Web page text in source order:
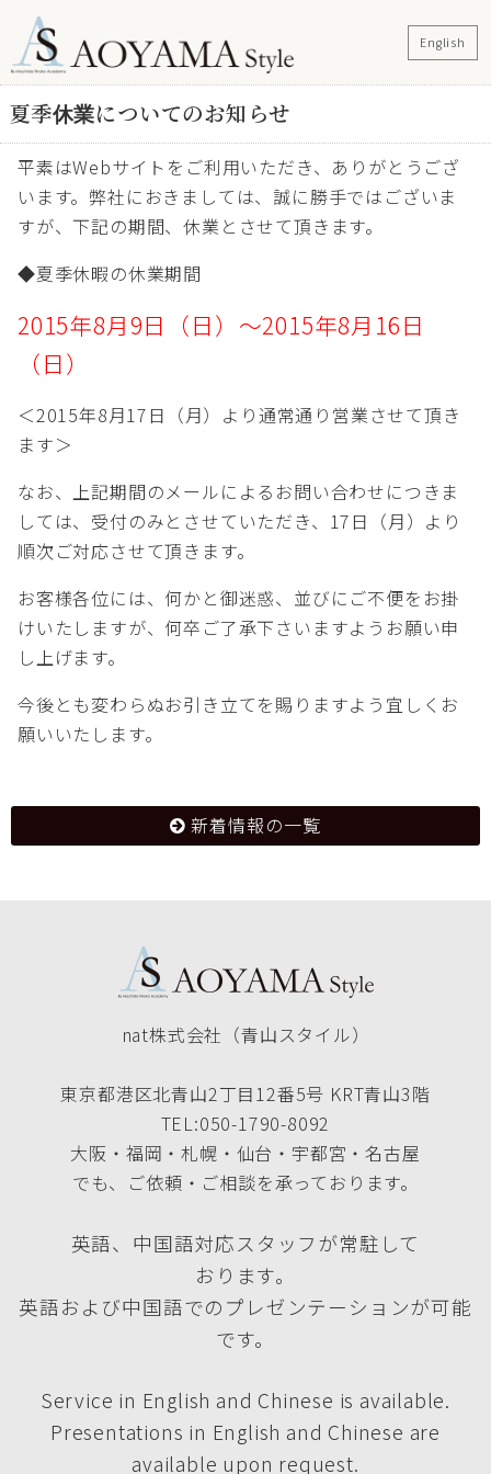
English
夏季休業についてのお知らせ
平素はWebサイトをご利用いただき、ありがとうござ
います。弊社におきましては、誠に勝手ではございま
すが、下記の期間、休業とさせて頂きます。
◆夏季休暇の休業期間
2015年8月9日（日）～2015年8月16日
（日）
＜2015年8月17日（月）より通常通り営業させて頂き
ます＞
なお、上記期間のメールによるお問い合わせにつきま
しては、受付のみとさせていただき、17日（月）より
順次ご対応させて頂きます。
お客様各位には、何かと御迷惑、並びにご不便をお掛
けいたしますが、何卒ご了承下さいますようお願い申
し上げます。
今後とも変わらぬお引き立てを賜りますよう宜しくお
願いいたします。
新着情報の一覧
nat株式会社（青山スタイル）
東京都港区北青山2丁目12番5号 KRT青山3階
TEL:050-1790-8092
大阪・福岡・札幌・仙台・宇都宮・名古屋
でも、ご依頼・ご相談を承っております。
英語、中国語対応スタッフが常駐して
おります。
英語および中国語でのプレゼンテーションが可能
です。
Service in English and Chinese is available.
Presentations in English and Chinese are
available upon request.